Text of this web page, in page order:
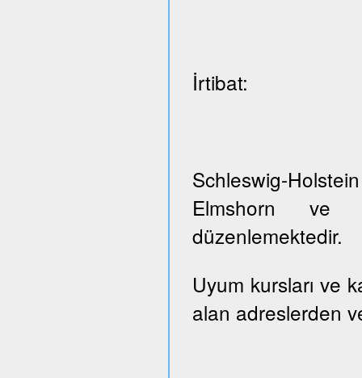
İrtibat:
Schleswig-
Elmshorn ve
düzenlemektedir.
Uyum kursları ve
alan adreslerden